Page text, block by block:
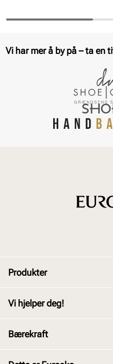
Vi har mer å by på – ta en
Produkter
Barn
Vi hjelper deg!
Bærekraft